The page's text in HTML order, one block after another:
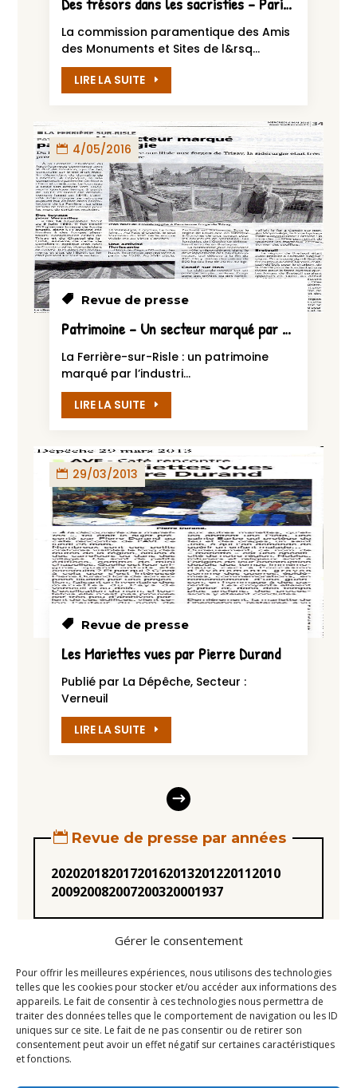
Gérer le consentement
Pour offrir les meilleures expériences, nous utilisons des technologies
telles que les cookies pour stocker et/ou accéder aux informations des
appareils. Le fait de consentir à ces technologies nous permettra de
traiter des données telles que le comportement de navigation ou les ID
uniques sur ce site. Le fait de ne pas consentir ou de retirer son
consentement peut avoir un effet négatif sur certaines caractéristiques
et fonctions.
La commission paramentique des Amis
des Monuments et Sites de l&rsq...
LIRE LA SUITE
4/05/2016
Revue de presse
Patrimoine – Un secteur marqué par l’industrie – L’Eveil Normand le 4 mai 2016
La Ferrière-sur-Risle : un patrimoine
marqué par l’industri...
LIRE LA SUITE
29/03/2013
Revue de presse
Les Mariettes vues par Pierre Durand
Publié par La Dépêche, Secteur :
Verneuil
...
LIRE LA SUITE
Revue de presse par années
20202018201720162013201220112010
200920082007200320001937
Statuts
Règlement intérieur
Mentions légales